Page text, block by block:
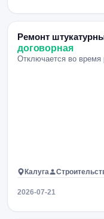
Ремонт
договорная
Отключается во
Калуга
2026-07-21